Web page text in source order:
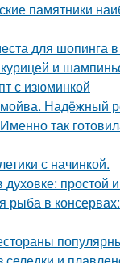
памятники
для шопинга
и
с изюминкой
Надёжный
так
с начинкой.
простой
рыба в